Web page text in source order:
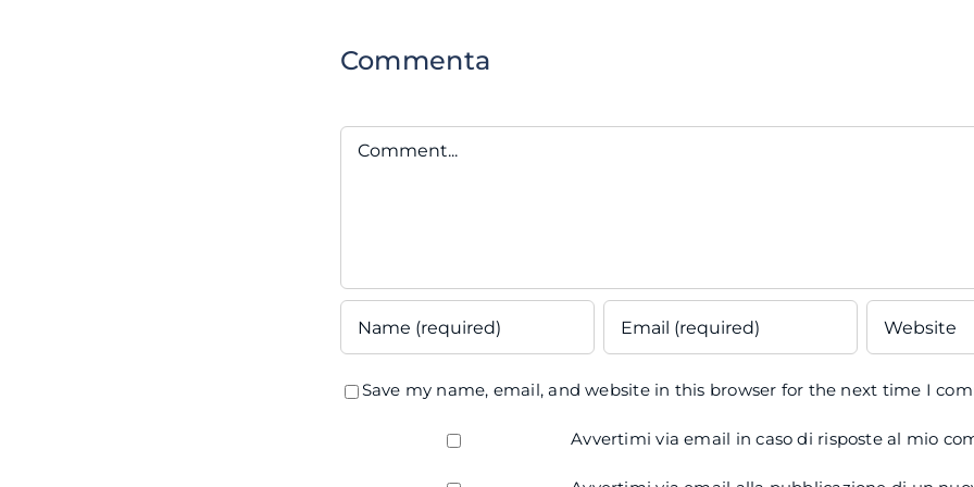
Commenta
Comment
Save my name, email, and website in this browser for the next time I
Avvertimi via email in caso di risposte al mio